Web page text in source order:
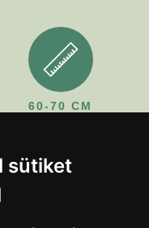
sütiket
60-70CM